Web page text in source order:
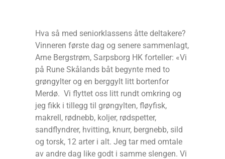
Hva så med seniorklassens åtte deltakere?
Vinneren første dag og senere sammenlagt,
Arne Bergstrøm, Sarpsborg HK forteller: «Vi
på Rune Skålands båt begynte med to
grøngylter og en berggylt litt bortenfor
Merdø. Vi flyttet oss litt rundt omkring og
jeg fikk i tillegg til grøngylten, fløyfisk,
makrell, rødnebb, koljer, rødspetter,
sandflyndrer, hvitting, knurr, bergnebb, sild
og torsk, 12 arter i alt. Jeg tar med omtale
av andre dag like godt i samme slengen. Vi